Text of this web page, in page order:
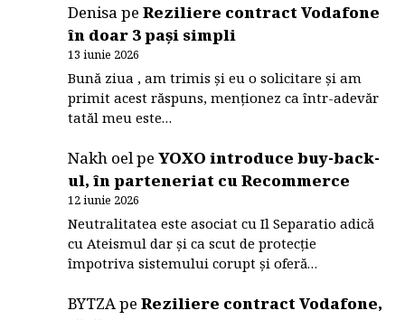
DenisapeReziliere contract Vodafone
în doar 3 pași simpli
13 iunie 2026
Bună ziua , am trimis și eu o solicitare și am
primit acest răspuns, menționez ca într-adevăr
tatăl meu este…
Nakh oelpeYOXO introduce buy-back-
ul, în parteneriat cu Recommerce
12 iunie 2026
Neutralitatea este asociat cu Il Separatio adică
cu Ateismul dar și ca scut de protecție
împotriva sistemului corupt și oferă…
BYTZApeReziliere contract Vodafone,